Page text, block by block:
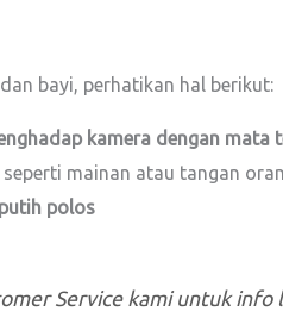
bayi, perhatikan hal berikut:
kamera dengan mata
seperti mainan atau tangan
putih polos
Service kami untuk